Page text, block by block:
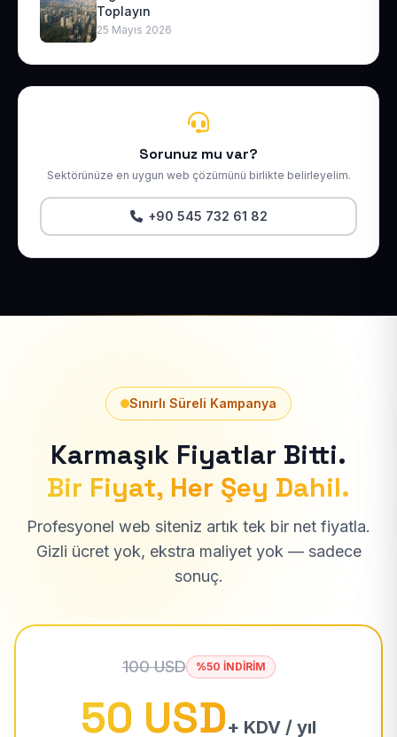
Toplayın
25 Mayıs 2026
Sorunuz mu var?
Sektörünüze en uygun web çözümünü birlikte belirleyelim.
+90 545 732 61 82
Sınırlı Süreli Kampanya
Karmaşık Fiyatlar Bitti.
Bir Fiyat, Her Şey Dahil.
Profesyonel web siteniz artık tek bir net fiyatla.
Gizli ücret yok, ekstra maliyet yok — sadece
sonuç.
100 USD %50 İNDİRİM
50 USD+ KDV / yıl